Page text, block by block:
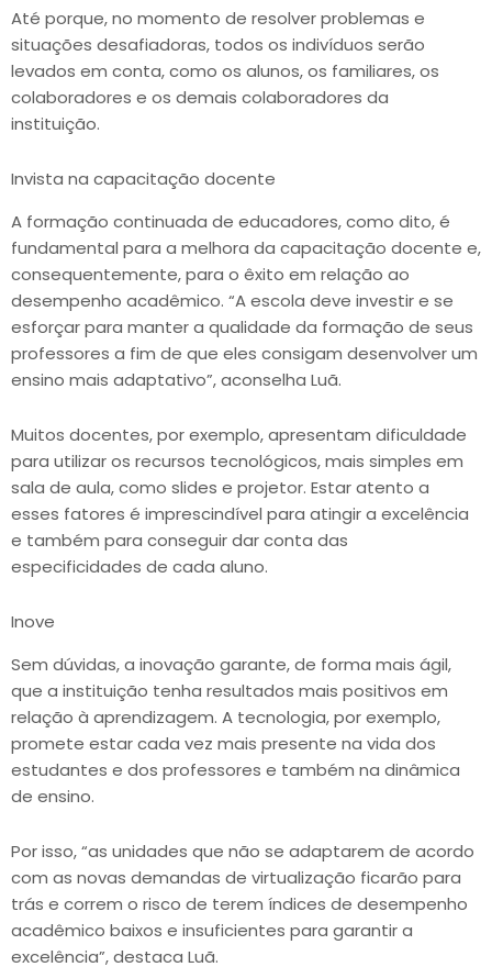
Até porque, no momento de resolver problemas e
situações desafiadoras, todos os indivíduos serão
levados em conta, como os alunos, os familiares, os
colaboradores e os demais colaboradores da
instituição.
Invista na capacitação docente
A formação continuada de educadores, como dito, é
fundamental para a melhora da capacitação docente e,
consequentemente, para o êxito em relação ao
desempenho acadêmico. “A escola deve investir e se
esforçar para manter a qualidade da formação de seus
professores a fim de que eles consigam desenvolver um
ensino mais adaptativo”, aconselha Luã.
Muitos docentes, por exemplo, apresentam dificuldade
para utilizar os recursos tecnológicos, mais simples em
sala de aula, como slides e projetor. Estar atento a
esses fatores é imprescindível para atingir a excelência
e também para conseguir dar conta das
especificidades de cada aluno.
Inove
Sem dúvidas, a inovação garante, de forma mais ágil,
que a instituição tenha resultados mais positivos em
relação à aprendizagem. A tecnologia, por exemplo,
promete estar cada vez mais presente na vida dos
estudantes e dos professores e também na dinâmica
de ensino.
Por isso, “as unidades que não se adaptarem de acordo
com as novas demandas de virtualização ficarão para
trás e correm o risco de terem índices de desempenho
acadêmico baixos e insuficientes para garantir a
excelência”, destaca Luã.